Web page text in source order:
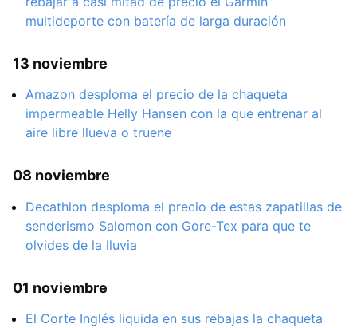
multideporte con batería de larga duración
13 noviembre
Amazon desploma el precio de la chaqueta
impermeable Helly Hansen con la que entrenar al
aire libre llueva o truene
08 noviembre
Decathlon desploma el precio de estas zapatillas de
senderismo Salomon con Gore-Tex para que te
olvides de la lluvia
01 noviembre
El Corte Inglés liquida en sus rebajas la chaqueta